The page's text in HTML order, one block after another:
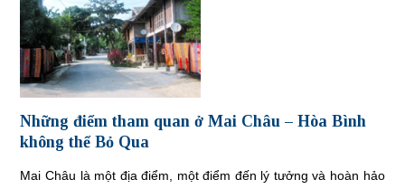
Những điểm tham quan ở Mai Châu – Hòa Bình
không thể Bỏ Qua
Mai Châu là một địa điểm, một điểm đến lý tưởng và hoàn hảo